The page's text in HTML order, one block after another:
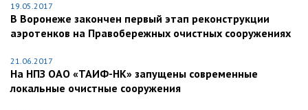
19.05.2017
В Воронеже закончен первый этап реконструкции
аэротенков на Правобережных очистных сооружениях
21.06.2017
На НПЗ ОАО «ТАИФ-НК» запущены современные
локальные очистные сооружения